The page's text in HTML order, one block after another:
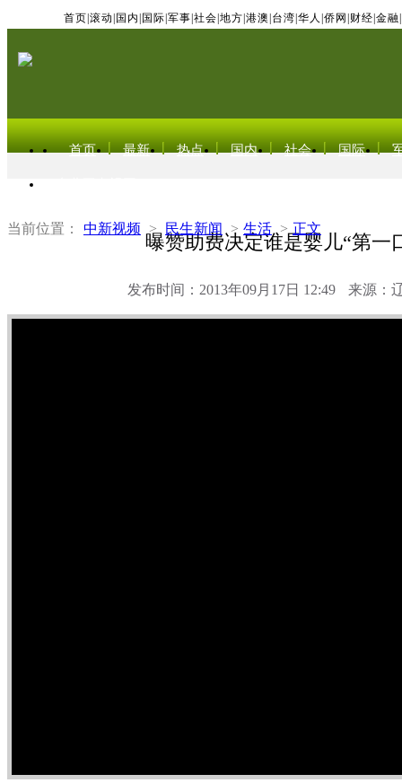
首页 滚动 国内 国际 军事 社会 地方 港澳 台湾 华人 侨网 财经 金融
首页 最新 热点 国内 社会 国际
当前位置： 中新视频 > 民生新闻 > 生活 > 正文
曝赞助费决定谁是婴儿“第一
发布时间：2013年09月17日 12:49 来源：